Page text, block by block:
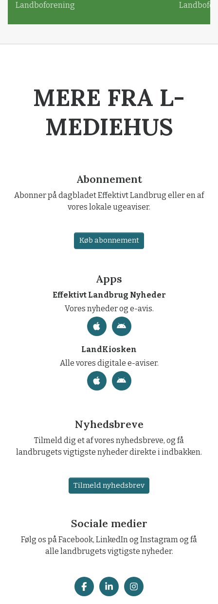
Landboforening
MERE FRA L-
MEDIEHUS
Abonnement
Abonner på dagbladet Effektivt Landbrug eller en af
vores lokale ugeaviser.
Køb abonnement
Apps
Effektivt Landbrug Nyheder
Vores nyheder og e-avis.
LandKiosken
Alle vores digitale e-aviser.
Nyhedsbreve
Tilmeld dig et af vores nyhedsbreve, og få
landbrugets vigtigste nyheder direkte i indbakken.
Tilmeld nyhedsbrev
Sociale medier
Følg os på Facebook, LinkedIn og Instagram og få
alle landbrugets vigtigste nyheder.